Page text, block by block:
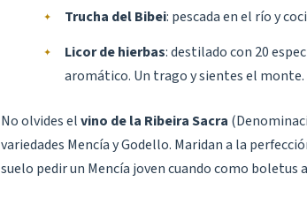
Trucha del Bibei: pescada en el río y
Licor de hierbas: destilado con 20
aromático. Un trago y sientes el monte.
No olvides elvino de la Ribeira Sacra
variedades Mencía y Godello. Maridan a la
suelo pedir un Mencía joven cuando como boletus